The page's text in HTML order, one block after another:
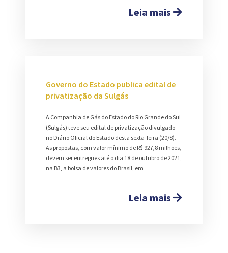
Leia mais
Governo do Estado publica edital de
privatização da Sulgás
A Companhia de Gás do Estado do Rio Grande do Sul
(Sulgás) teve seu edital de privatização divulgado
no Diário Oficial do Estado desta sexta-feira (20/8).
As propostas, com valor mínimo de R$ 927,8 milhões,
devem ser entregues até o dia 18 de outubro de 2021,
na B3, a bolsa de valores do Brasil, em
Leia mais